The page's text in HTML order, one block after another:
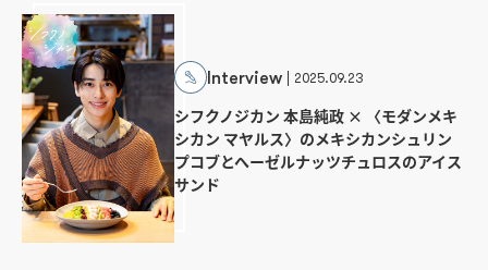
Interview 2025.09.23
シフクノジカン 本島純政 × 〈モダンメキ
シカン マヤルス〉のメキシカンシュリン
プコブとへーゼルナッツチュロスのアイス
サンド